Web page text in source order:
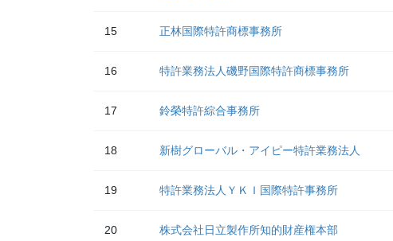
15 正林国際特許商標事務所
16 特許業務法人磯野国際特許商標事務所
17 鈴榮特許綜合事務所
18 新樹グローバル・アイピー特許業務法人
19 特許業務法人ＹＫＩ国際特許事務所
20 株式会社日立製作所知的財産権本部